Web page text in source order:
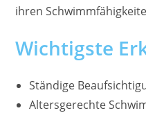
ihren
Wichtigste
Ständige
Altersgerechte